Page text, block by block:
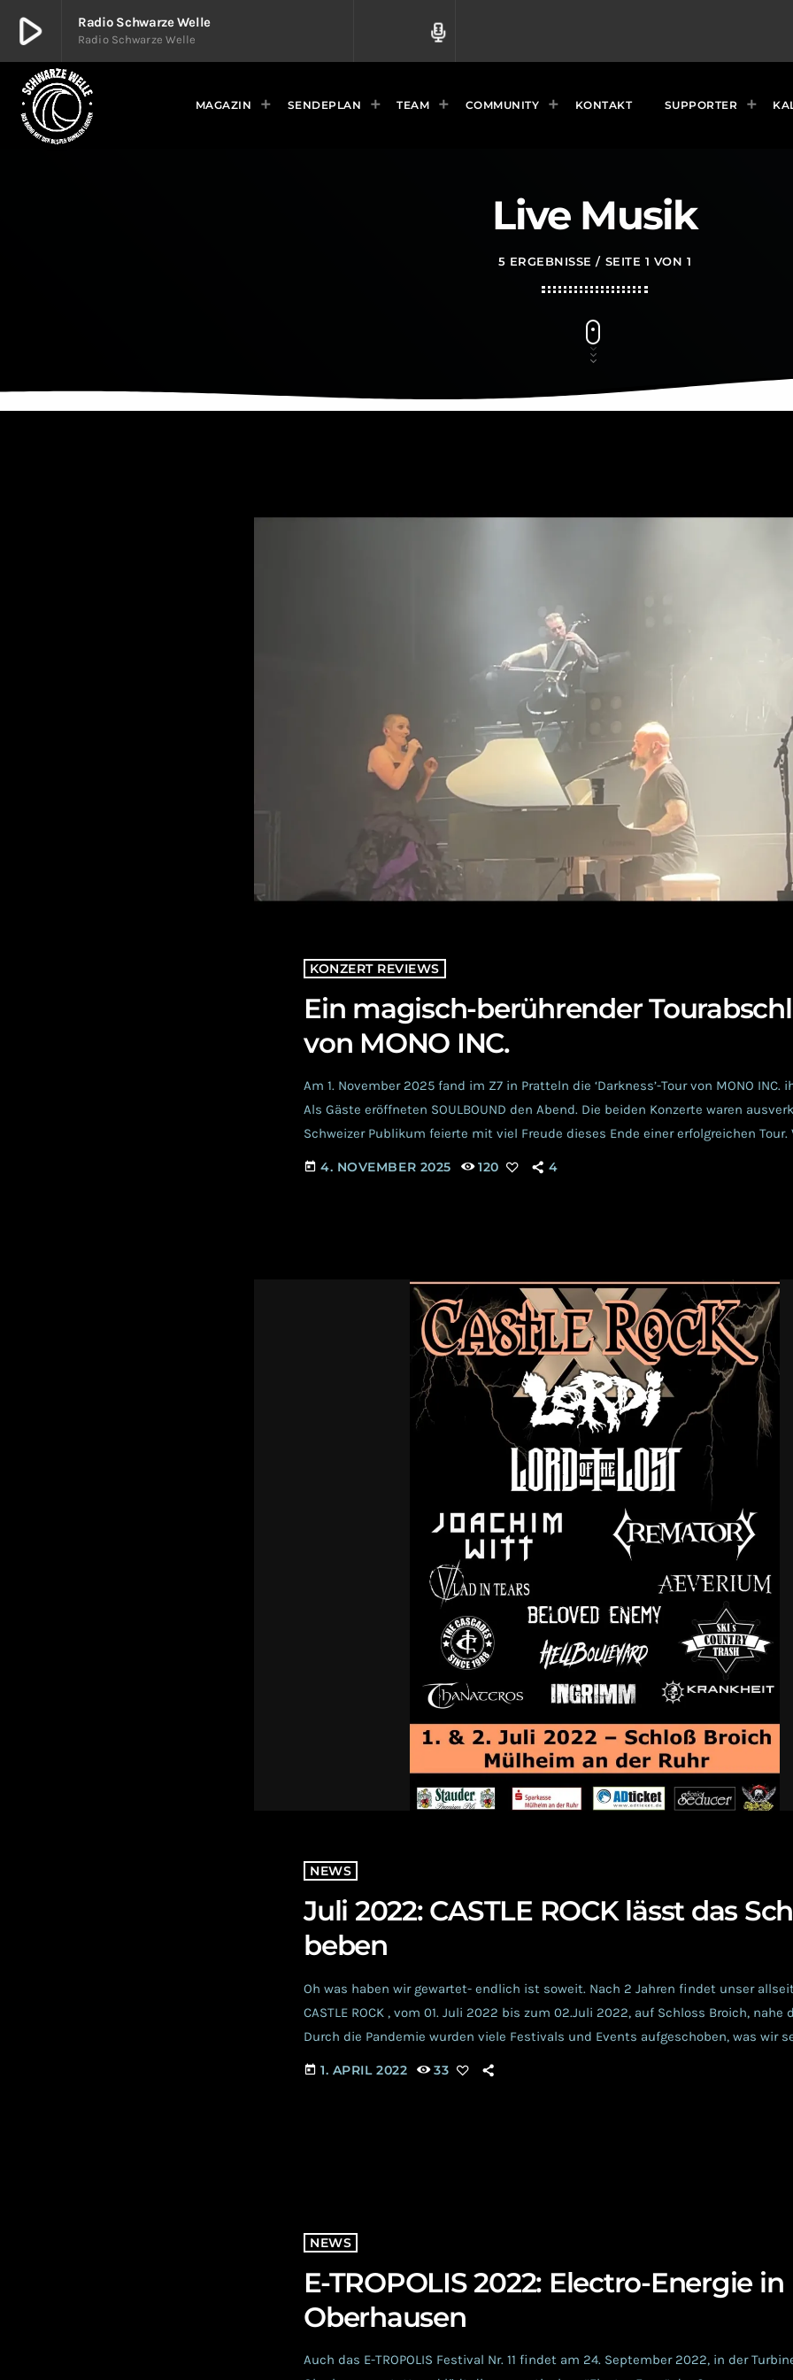
play_arrow Radio Schwarze Welle
Radio Schwarze Welle radio
play_arrow Radio Schwarze Welle
Radio Schwarze Welle MAGAZIN SENDEPLAN TEAM COMMUNITY KONTAKT SUPPORTER
Live Musik
5 ERGEBNISSE / SEITE 1 VON 1
KONZERT REVIEWS
Ein magisch-berührender
von MONO INC.
Am 1. November 2025 fand im Z7 in Pratteln die ‘Darkness’-Tour von MONO INC.
Als Gäste eröffneten SOULBOUND den Abend. Die beiden Konzerte waren
Schweizer Publikum feierte mit viel Freude dieses Ende einer erfolgreichen Tour.
eine Vorband Starker Regen drängte die Besucher*innen früh in die
today 4. NOVEMBER 2025 120 4
NEWS
Juli 2022: CASTLE ROCK lässt das
beben
Oh was haben wir gewartet- endlich ist soweit. Nach 2 Jahren findet unser
CASTLE ROCK , vom 01. Juli 2022 bis zum 02.Juli 2022, auf Schloss Broich, nahe
Durch die Pandemie wurden viele Festivals und Events aufgeschoben, was wir
aber natürlich auch akzeptiert, haben. Nun aber dürfen wir uns wieder freuen.
today 1. APRIL 2022 33
NEWS
E-TROPOLIS 2022: Electro-Energie in
Oberhausen
Auch das E-TROPOLIS Festival Nr. 11 findet am 24. September 2022, in der